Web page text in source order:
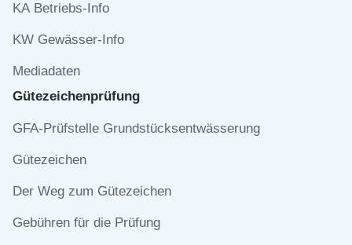
KA Betriebs-Info
KW Gewässer-Info
Mediadaten
Gütezeichen­prüfung
Navigation
GFA-Prüfstelle Grundstücksentwässerung
Gütezeichen
Der Weg zum Gütezeichen
Gebühren für die Prüfung